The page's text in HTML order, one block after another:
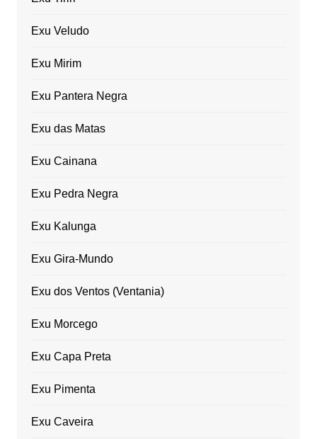
Exu Veludo
Exu Mirim
Exu Pantera Negra
Exu das Matas
Exu Cainana
Exu Pedra Negra
Exu Kalunga
Exu Gira-Mundo
Exu dos Ventos (Ventania)
Exu Morcego
Exu Capa Preta
Exu Pimenta
Exu Caveira